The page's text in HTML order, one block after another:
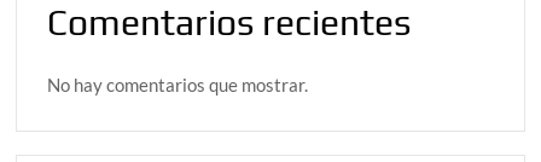
Comentarios recientes
No hay comentarios que mostrar.